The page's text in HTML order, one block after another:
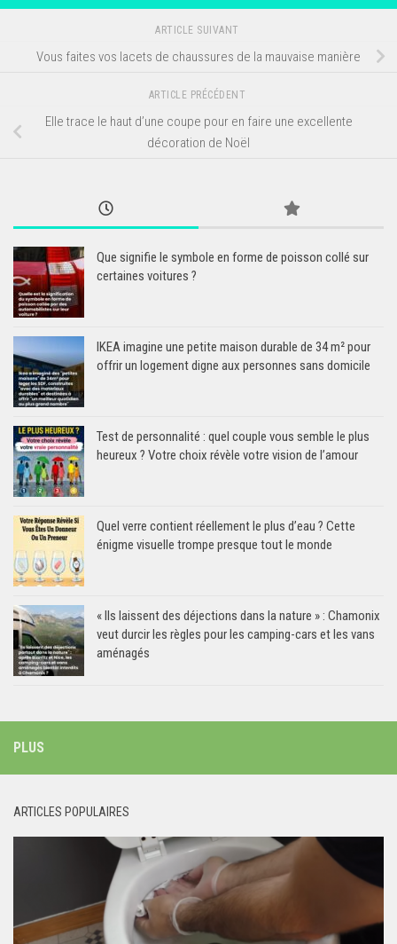
ARTICLE SUIVANT
Vous faites vos lacets de chaussures de la mauvaise manière
ARTICLE PRÉCÉDENT
Elle trace le haut d’une coupe pour en faire une excellente
décoration de Noël
Que signifie le symbole en forme de poisson collé sur
certaines voitures ?
IKEA imagine une petite maison durable de 34 m² pour
offrir un logement digne aux personnes sans domicile
Test de personnalité : quel couple vous semble le plus
heureux ? Votre choix révèle votre vision de l’amour
Quel verre contient réellement le plus d’eau ? Cette
énigme visuelle trompe presque tout le monde
« Ils laissent des déjections dans la nature » : Chamonix
veut durcir les règles pour les camping-cars et les vans
aménagés
PLUS
ARTICLES POPULAIRES